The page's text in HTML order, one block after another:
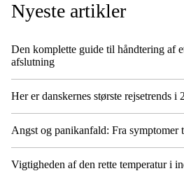
Nyeste artikler
Den komplette guide til håndtering af
afslutning
Her er danskernes største rejsetrends i
Angst og panikanfald: Fra symptomer
Vigtigheden af den rette temperatur i